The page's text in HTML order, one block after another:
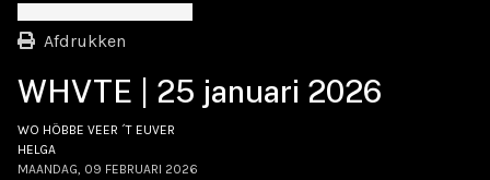
Afdrukken
WHVTE | 25 januari 2026
WO HÖBBE VEER ´T EUVER
HELGA
MAANDAG, 09 FEBRUARI 2026